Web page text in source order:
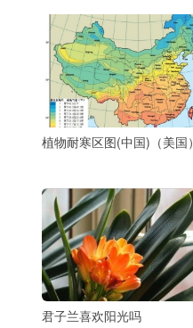
植物耐寒区图(中国)（美国）
君子兰喜欢阳光吗